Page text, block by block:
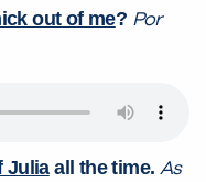
out of me? Por
Juliaall the time. As